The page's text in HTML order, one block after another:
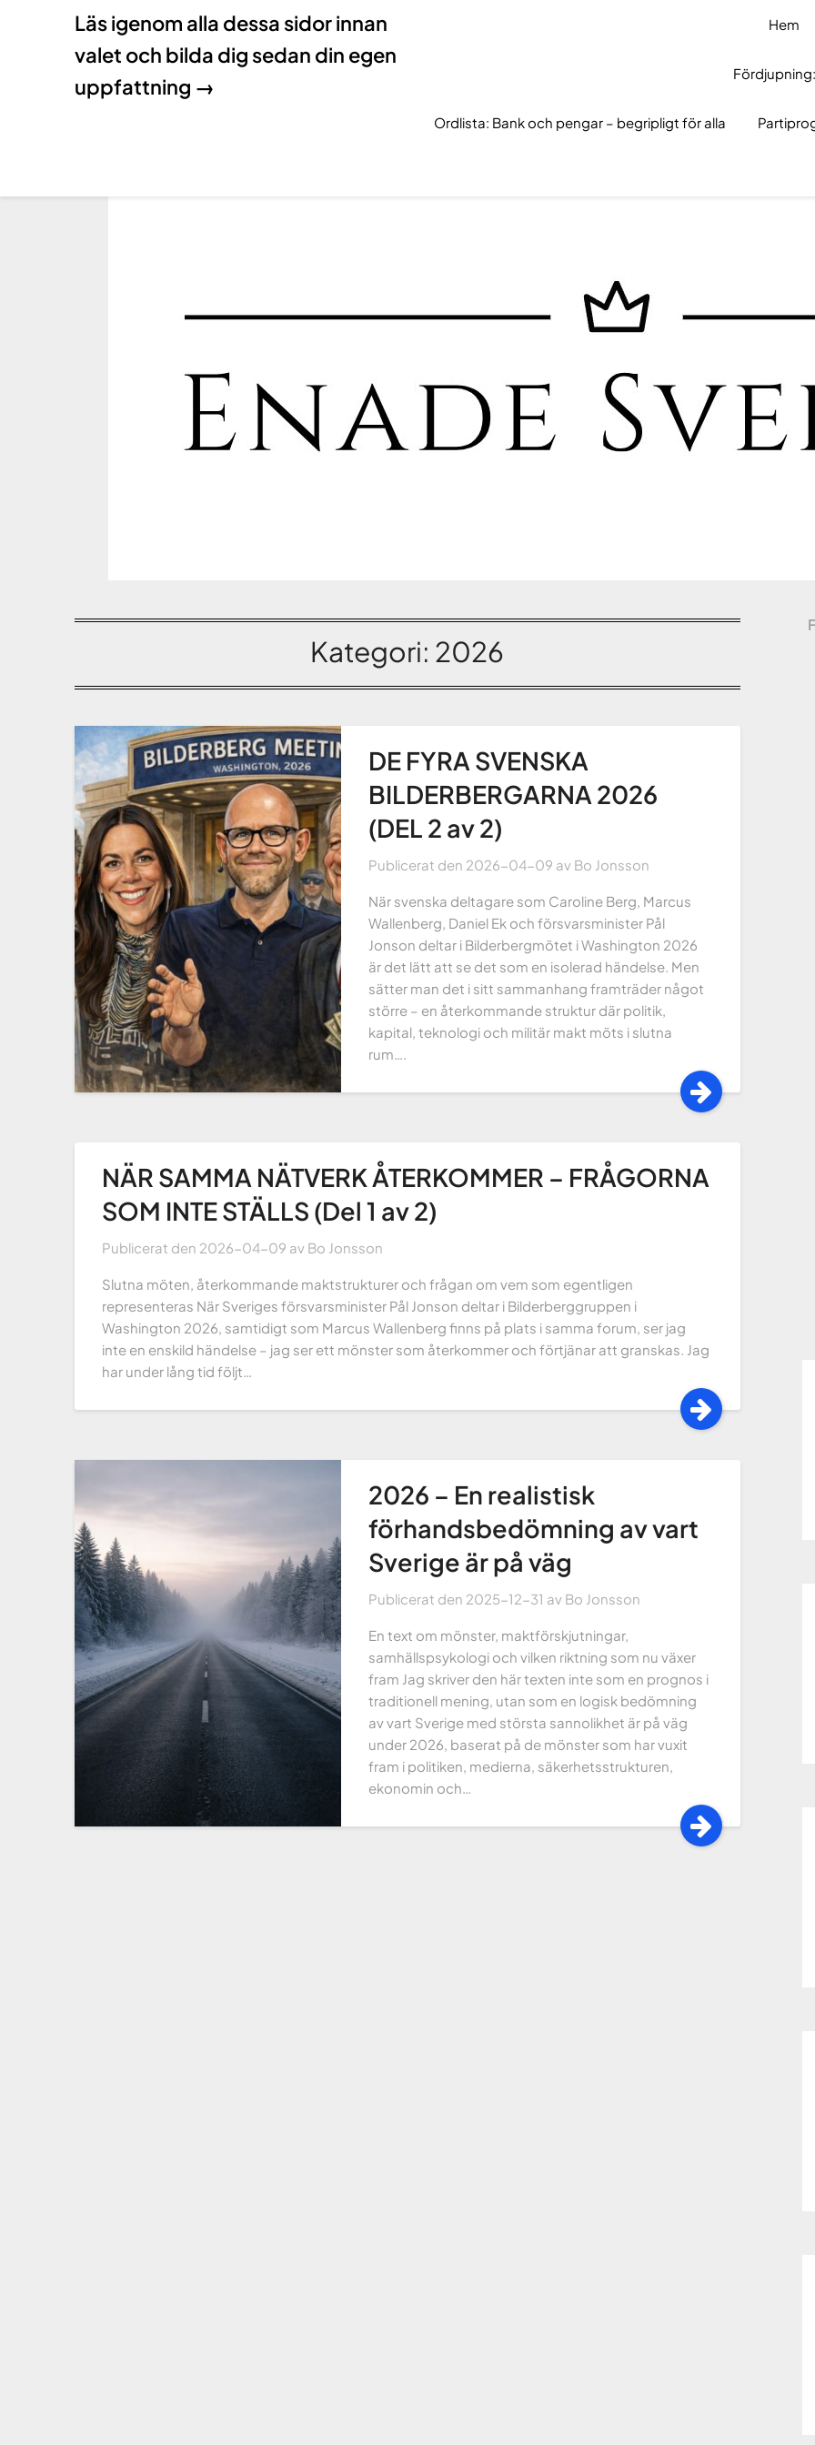
Läs igenom alla dessa sidor innan
valet och bilda dig sedan din egen
uppfattning →
Hem
Ordlista: Bank och pengar – begripligt för alla
Kategori: 2026
DE FYRA SVENSKA
BILDERBERGARNA 2026
(DEL 2 av 2)
Publicerat den 2026-04-09 av Bo Jonsson
När svenska deltagare som Caroline Berg, Marcus
Wallenberg, Daniel Ek och försvarsminister Pål
Jonson deltar i Bilderbergmötet i Washington 2026
är det lätt att se det som en isolerad händelse. Men
sätter man det i sitt sammanhang framträder något
större – en återkommande struktur där politik,
kapital, teknologi och militär makt möts i slutna
rum….
NÄR SAMMA NÄTVERK ÅTERKOMMER – FRÅGORNA
SOM INTE STÄLLS (Del 1 av 2)
Publicerat den 2026-04-09 av Bo Jonsson
Slutna möten, återkommande maktstrukturer och frågan om vem som egentligen
representeras När Sveriges försvarsminister Pål Jonson deltar i Bilderberggruppen i
Washington 2026, samtidigt som Marcus Wallenberg finns på plats i samma forum, ser jag
inte en enskild händelse – jag ser ett mönster som återkommer och förtjänar att granskas. Jag
har under lång tid följt…
2026 – En realistisk
förhandsbedömning av vart
Sverige är på väg
Publicerat den 2025-12-31 av Bo Jonsson
En text om mönster, maktförskjutningar,
samhällspsykologi och vilken riktning som nu växer
fram Jag skriver den här texten inte som en prognos i
traditionell mening, utan som en logisk bedömning
av vart Sverige med största sannolikhet är på väg
under 2026, baserat på de mönster som har vuxit
fram i politiken, medierna, säkerhetsstrukturen,
ekonomin och…